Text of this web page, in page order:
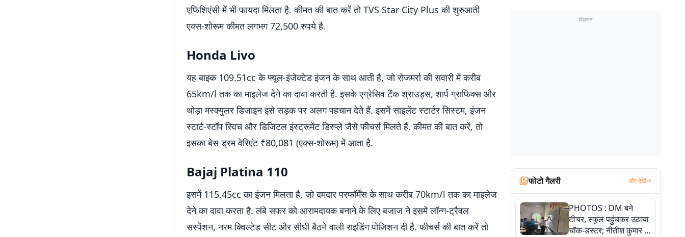
एफिशिएंसी में भी फायदा मिलता है. कीमत की बात करें तो TVS Star City Plus की शुरुआती
एक्स-शोरूम कीमत लगभग 72,500 रुपये है.
Honda Livo
यह बाइक 109.51cc के फ्यूल-इंजेक्टेड इंजन के साथ आती है, जो रोजमर्रा की सवारी में करीब
65km/l तक का माइलेज देने का दावा करती है. इसके एग्रेसिव टैंक श्राउड्स, शार्प ग्राफिक्स और
थोड़ा मस्क्युलर डिजाइन इसे सड़क पर अलग पहचान देते हैं. इसमें साइलेंट स्टार्टर सिस्टम, इंजन
स्टार्ट-स्टॉप स्विच और डिजिटल इंस्ट्रूमेंट डिस्प्ले जैसे फीचर्स मिलते हैं. कीमत की बात करें, तो
इसका बेस ड्रम वेरिएंट ₹80,081 (एक्स-शोरूम) में आता है.
Bajaj Platina 110
इसमें 115.45cc का इंजन मिलता है, जो दमदार परफॉर्मेंस के साथ करीब 70km/l तक का माइलेज
देने का दावा करता है. लंबे सफर को आरामदायक बनाने के लिए बजाज ने इसमें लॉन्ग-ट्रैवल
सस्पेंशन, नरम क्विल्टेड सीट और सीधी बैठने वाली राइडिंग पोजिशन दी है. फीचर्स की बात करें तो
विज्ञापन
फोटो गैलरी और देखें
PHOTOS : DM बने
टीचर, स्कूल पहुंचकर उठाया
चॉक-डस्टर; नीतीश कुमार के